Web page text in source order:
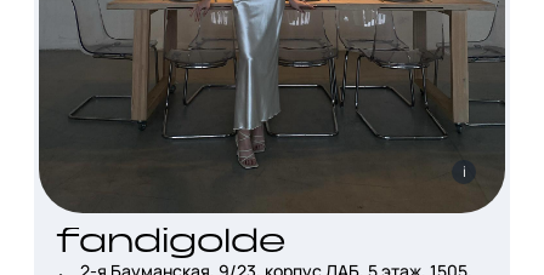
i
fandigolde